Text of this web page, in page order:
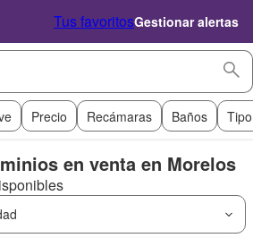
Tus favoritosGestionar alertas
Precio Recámaras Baños
en venta en Morelos